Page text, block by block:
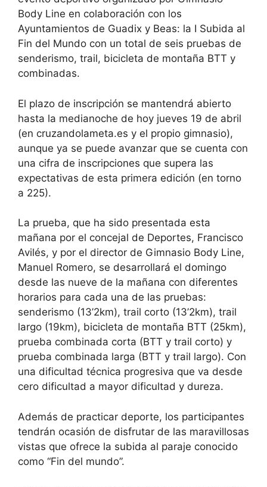
Body Line en colaboración con los
Ayuntamientos de Guadix y Beas: la I Subida al
Fin del Mundo con un total de seis pruebas de
senderismo, trail, bicicleta de montaña BTT y
combinadas.
El plazo de inscripción se mantendrá abierto
hasta la medianoche de hoy jueves 19 de abril
(en cruzandolameta.es y el propio gimnasio),
aunque ya se puede avanzar que se cuenta con
una cifra de inscripciones que supera las
expectativas de esta primera edición (en torno
a 225).
La prueba, que ha sido presentada esta
mañana por el concejal de Deportes, Francisco
Avilés, y por el director de Gimnasio Body Line,
Manuel Romero, se desarrollará el domingo
desde las nueve de la mañana con diferentes
horarios para cada una de las pruebas:
senderismo (13’2km), trail corto (13’2km), trail
largo (19km), bicicleta de montaña BTT (25km),
prueba combinada corta (BTT y trail corto) y
prueba combinada larga (BTT y trail largo). Con
una dificultad técnica progresiva que va desde
cero dificultad a mayor dificultad y dureza.
Además de practicar deporte, los participantes
tendrán ocasión de disfrutar de las maravillosas
vistas que ofrece la subida al paraje conocido
como “Fin del mundo”.